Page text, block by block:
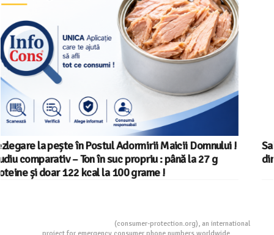
Salariul minim in Europa in 2026 – Romania pe locul 20
din 22 in UE
(consumer-protection.org), an international